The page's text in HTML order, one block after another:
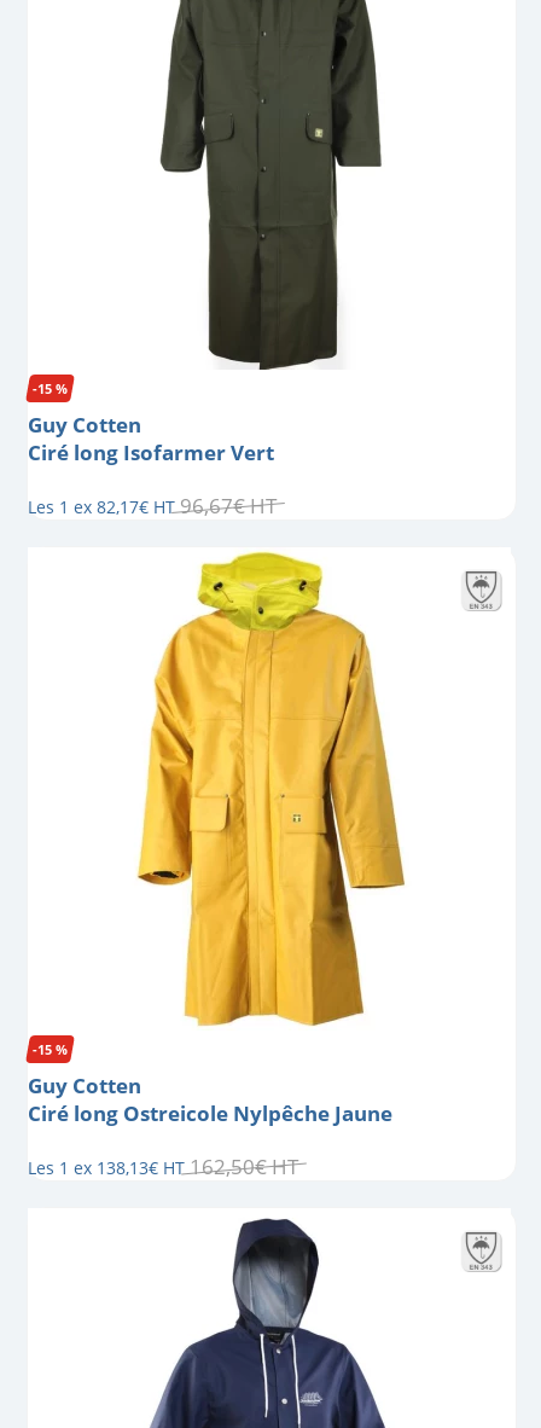
-15 %
Guy Cotten
Ciré long Isofarmer Vert
Les 1 ex 82,17€ HT 96,67€HT
-15 %
Guy Cotten
Ciré long Ostreicole Nylpêche Jaune
Les 1 ex 138,13€ HT 162,50€HT